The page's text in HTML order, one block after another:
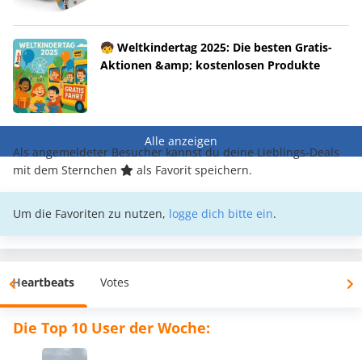
🧒 Weltkindertag 2025: Die besten Gratis-
Aktionen &amp; kostenlosen Produkte
Alle anzeigen
Als angemeldeter Besucher kannst du deine Lieblings-Deals
mit dem Sternchen
als Favorit speichern.
Um die Favoriten zu nutzen, logge dich bitte ein.
Heartbeats Votes
Die Top 10 User der Woche: